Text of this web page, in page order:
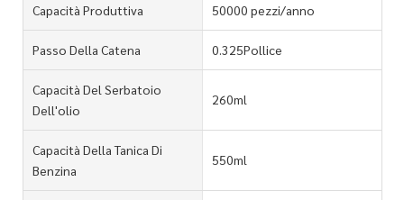
Capacità Produttiva 50000 pezzi/anno
Passo Della Catena 0.325Pollice
Capacità Del Serbatoio
Dell'olio
260ml
Capacità Della Tanica Di
Benzina
550ml